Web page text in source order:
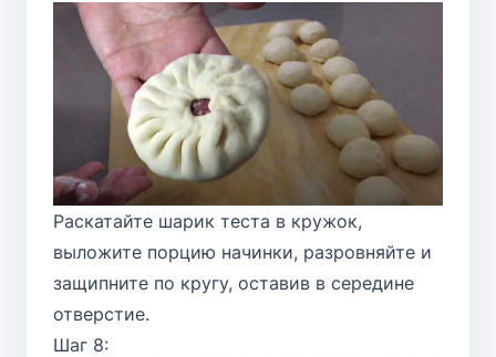
Раскатайте шарик теста в кружок,
выложите порцию начинки, разровняйте и
защипните по кругу, оставив в середине
отверстие.
Шаг 8: